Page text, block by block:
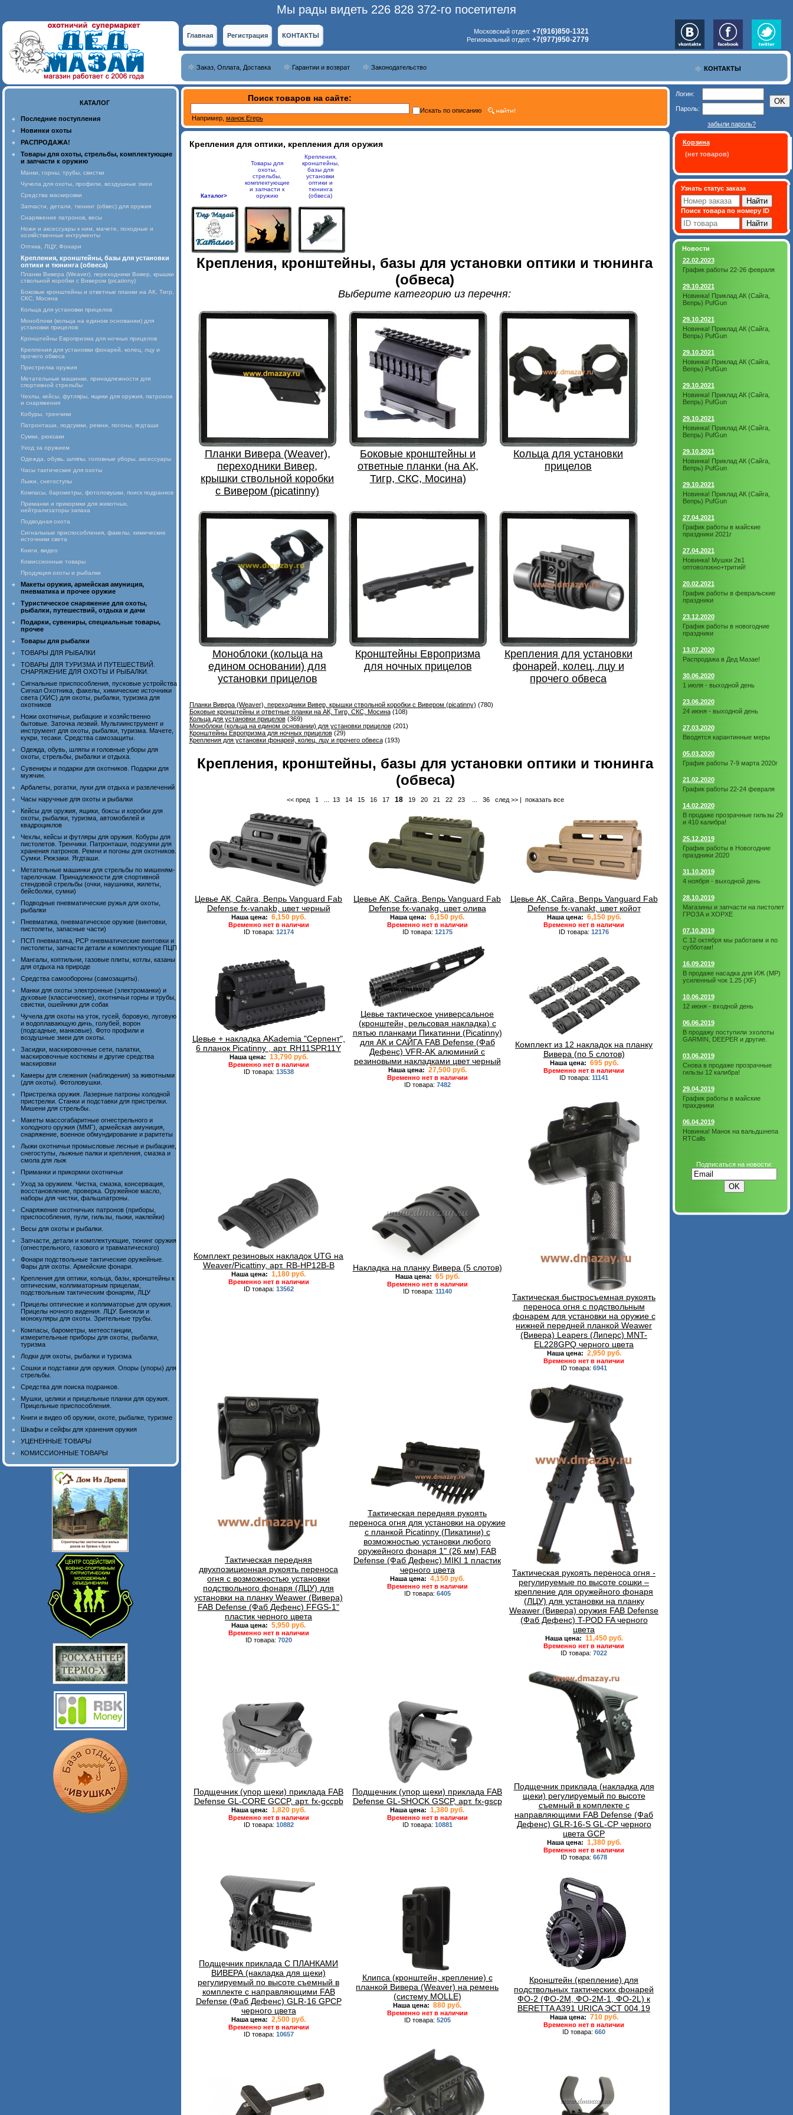
Мы рады видеть 226 828 372-го посетителя
Главная Регистрация КОНТАКТЫ
Московский отдел: +7(916)850-1321
Региональный отдел: +7(977)950-2779
КОНТАКТЫ
Заказ, Оплата, Доставка Гарантии и возврат Законодательство
КАТАЛОГ
Последние поступления
Новинки охоты
РАСПРОДАЖА!
Товары для охоты, стрельбы, комплектующие
и запчасти к оружию
Манки, горны, трубы, свистки
Чучела для охоты, профили, воздушные змеи
Средства маскировки
Запчасти, детали, тюнинг (обвес) для оружия
Снаряжение патронов, весы
Ножи и аксессуары к ним, мачете, походные и
хозяйственные интрументы
Оптика, ЛЦУ, Фонари
Крепления, кронштейны, базы для установки
оптики и тюнинга (обвеса)
Планки Вивера (Weaver), переходники Вивер, крышки
ствольной коробки с Вивером (picatinny)
Боковые кронштейны и ответные планки на АК, Тигр,
СКС, Мосина
Кольца для установки прицелов
Моноблоки (кольца на едином основании) для
установки прицелов
Кронштейны Европризма для ночных прицелов
Крепления для установки фонарей, колец, лцу и
прочего обвеса
Пристрелка оружия
Метательные машинки, принадлежности для
спортивной стрельбы
Чехлы, кейсы, футляры, ящики для оружия, патронов
и снаряжения
Кобуры, тренчики
Патронташи, подсумки, ремни, погоны, ягдташи
Сумки, рюкзаки
Уход за оружием
Одежда, обувь, шляпы, головные уборы, аксессуары
Часы тактические для охоты
Лыжи, снегоступы
Компасы, барометры, фотоловушки, поиск подранков
Приманки и прикормки для животных,
нейтрализаторы запаха
Подводная охота
Сигнальные приспособления, факелы, химические
источники света
Книги, видео
Комиссионные товары
Продукция охоты и рыбалки
Макеты оружия, армейская амуниция,
пневматика и прочее оружие
Туристическое снаряжение для охоты,
рыбалки, путешествий, отдыха и дачи
Подарки, сувениры, специальные товары,
прочее
Товары для рыбалки
ТОВАРЫ ДЛЯ РЫБАЛКИ
ТОВАРЫ ДЛЯ ТУРИЗМА И ПУТЕШЕСТВИЙ.
СНАРЯЖЕНИЕ ДЛЯ ОХОТЫ И РЫБАЛКИ.
Сигнальные приспособления, пусковые устройства
Сигнал Охотника, факелы, химические источники
света (ХИС) для охоты, рыбалки, туризма для
охотников
Ножи охотничьи, рыбацкие и хозяйственно
бытовые. Заточка лезвий. Мультиинструмент и
инструмент для охоты, рыбалки, туризма. Мачете,
кукри, тесаки. Средства самозащиты.
Одежда, обувь, шляпы и головные уборы для
охоты, стрельбы, рыбалки и отдыха.
Сувениры и подарки для охотников. Подарки для
мужчин.
Арбалеты, рогатки, луки для отдыха и развлечений
Часы наручные для охоты и рыбалки
Кейсы для оружия, ящики, боксы и коробки для
охоты, рыбалки, туризма, автомобилей и
квадроциклов
Чехлы, кейсы и футляры для оружия. Кобуры для
пистолетов. Тренчики. Патронташи, подсумки для
хранения патронов. Ремни и погоны для охотников.
Сумки. Рюкзаки. Ягдташи.
Метательные машинки для стрельбы по мишеням-
тарелочкам. Принадлежности для спортивной
стендовой стрельбы (очки, наушники, жилеты,
бейсболки, сумки)
Подводные пневматические ружья для охоты,
рыбалки
Пневматика, пневматическое оружие (винтовки,
пистолеты, запасные части)
ПСП пневматика, PCP пневматические винтовки и
пистолеты, запчасти детали и комплектующие ПЦП
Мангалы, коптильни, газовые плиты, котлы, казаны
для отдыха на природе
Средства самообороны (самозащиты).
Манки для охоты электронные (электроманки) и
духовые (классические), охотничьи горны и трубы,
свистки, ошейники для собак
Чучела для охоты на уток, гусей, боровую, луговую
и водоплавающую дичь, голубей, ворон
(подсадные, манковые). Фото профили и
воздушные змеи для охоты.
Засидки, маскировочные сети, палатки,
маскировочные костюмы и другие средства
маскировки
Камеры для слежения (наблюдения) за животными
(для охоты). Фотоловушки.
Пристрелка оружия. Лазерные патроны холодной
пристрелки. Станки и подставки для пристрелки.
Мишени для стрельбы.
Макеты массогабаритные огнестрельного и
холодного оружия (ММГ), армейская амуниция,
снаряжение, военное обмундирование и раритеты
Лыжи охотничьи промысловые лесные и рыбацкие,
снегоступы, лыжные палки и крепления, смазка и
смола для лыж
Приманки и прикормки охотничьи
Уход за оружием. Чистка, смазка, консервация,
восстановление, проверка. Оружейное масло,
наборы для чистки, фальшпатроны.
Снаряжение охотничьих патронов (приборы,
приспособления, пули, гильзы, пыжи, наклейки)
Весы для охоты и рыбалки.
Запчасти, детали и комплектующие, тюнинг оружия
(огнестрельного, газового и травматического)
Фонари подствольные тактические оружейные.
Фары для охоты. Армейские фонари.
Крепления для оптики, кольца, базы, кронштейны к
оптическим, коллиматорным прицелам,
подствольным тактическим фонарям, ЛЦУ
Прицелы оптические и коллиматорые для оружия.
Прицелы ночного видения. ЛЦУ. Бинокли и
монокуляры для охоты. Зрительные трубы.
Компасы, барометры, метеостанции,
измерительные приборы для охоты, рыбалки,
туризма
Лодки для охоты, рыбалки и туризма
Сошки и подставки для оружия. Опоры (упоры) для
стрельбы.
Средства для поиска подранков.
Мушки, целики и прицельные планки для оружия.
Прицельные приспособления.
Книги и видео об оружии, охоте, рыбалке, туризме
Шкафы и сейфы для хранения оружия
УЦЕНЕННЫЕ ТОВАРЫ
КОМИССИОННЫЕ ТОВАРЫ
Поиск товаров на сайте:
Например, манок Егерь
Искать по описанию
Крепления для оптики, крепления для оружия
Каталог>
Товары для
охоты,
стрельбы,
комплектующие
и запчасти к
оружию
Крепления,
кронштейны,
базы для
установки
оптики и
тюнинга
(обвеса)
Крепления, кронштейны, базы для установки оптики и тюнинга
(обвеса)
Выберите категорию из перечня:
Планки Вивера (Weaver),
переходники Вивер,
крышки ствольной коробки
с Вивером (picatinny)
Боковые кронштейны и
ответные планки (на АК,
Тигр, СКС, Мосина)
Кольца для установки
прицелов
Моноблоки (кольца на
едином основании) для
установки прицелов
Кронштейны Европризма
для ночных прицелов
Крепления для установки
фонарей, колец, лцу и
прочего обвеса
Планки Вивера (Weaver), переходники Вивер, крышки ствольной коробки с Вивером (picatinny) (780)
Боковые кронштейны и ответные планки на АК, Тигр, СКС, Мосина(108)
Кольца для установки прицелов(369)
Моноблоки (кольца на едином основании) для установки прицелов(201)
Кронштейны Европризма для ночных прицелов(29)
Крепления для установки фонарей, колец, лцу и прочего обвеса(193)
Крепления, кронштейны, базы для установки оптики и тюнинга
(обвеса)
<< пред 1 13 14 15 16 17 18 19 20 21 22 23... 36 след >>| показать все
Цевье АК, Сайга, Вепрь Vanguard Fab
Defense fx-vanakb, цвет черный
Наша цена: 6,150 руб.
Временно нет в наличии
ID товара: 12174
Цевье АК, Сайга, Вепрь Vanguard Fab
Defense fx-vanakg, цвет олива
Наша цена: 6,150 руб.
Временно нет в наличии
ID товара: 12175
Цевье АК, Сайга, Вепрь Vanguard Fab
Defense fx-vanakt, цвет койот
Наша цена: 6,150 руб.
Временно нет в наличии
ID товара: 12176
Цевье + накладка AKademia "Серпент",
6 планок Picatinny , арт. RH11SPR11Y
Наша цена: 13,790 руб.
Временно нет в наличии
ID товара: 13538
Цевье тактическое универсальное
(кронштейн, рельсовая накладка) с
пятью планками Пикатинни (Picatinny)
для АК и САЙГА FAB Defense (Фаб
Дефенс) VFR-AK алюминий с
резиновыми накладками цвет черный
Наша цена: 27,500 руб.
Временно нет в наличии
ID товара: 7482
Комплект из 12 накладок на планку
Вивера (по 5 слотов)
Наша цена: 695 руб.
Временно нет в наличии
ID товара: 11141
Комплект резиновых накладок UTG на
Weaver/Picattiny, арт. RB-HP12B-B
Наша цена: 1,180 руб.
Временно нет в наличии
ID товара: 13562
Накладка на планку Вивера (5 слотов)
Наша цена: 65 руб.
Временно нет в наличии
ID товара: 11140
Тактическая быстросъемная рукоять
переноса огня с подствольным
фонарем для установки на оружие с
нижней передней планкой Weawer
(Вивера) Leapers (Липерс) MNT-
EL228GPQ черного цвета
Наша цена: 2,950 руб.
Временно нет в наличии
ID товара: 6941
Тактическая передняя
двухпозиционная рукоять переноса
огня с возможностью установки
подствольного фонаря (ЛЦУ) для
установки на планку Weawer (Вивера)
FAB Defense (Фаб Дефенс) FFGS-1"
пластик черного цвета
Наша цена: 5,950 руб.
Временно нет в наличии
ID товара: 7020
Тактическая передняя рукоять
переноса огня для установки на оружие
с планкой Picatinny (Пикатини) с
возможностью установки любого
оружейного фонаря 1" (26 мм) FAB
Defense (Фаб Дефенс) MIKI 1 пластик
черного цвета
Наша цена: 4,150 руб.
Временно нет в наличии
ID товара: 6405
Тактическая рукоять переноса огня -
регулируемые по высоте сошки –
крепление для оружейного фонаря
(ЛЦУ) для установки на планку
Weawer (Вивера) оружия FAB Defense
(Фаб Дефенс) T-POD FA черного
цвета
Наша цена: 11,450 руб.
Временно нет в наличии
ID товара: 7022
Подщечник (упор щеки) приклада FAB
Defense GL-CORE GCCP, арт. fx-gccpb
Наша цена: 1,820 руб.
Временно нет в наличии
ID товара: 10882
Подщечник (упор щеки) приклада FAB
Defense GL-SHOCK GSCP, арт. fx-gscp
Наша цена: 1,380 руб.
Временно нет в наличии
ID товара: 10881
Подщечник приклада (накладка для
щеки) регулируемый по высоте
съемный в комплекте с
направляющими FAB Defense (Фаб
Дефенс) GLR-16-S GL-CP черного
цвета GCP
Наша цена: 1,380 руб.
Временно нет в наличии
ID товара: 6678
Подщечник приклада С ПЛАНКАМИ
ВИВЕРА (накладка для щеки)
регулируемый по высоте съемный в
комплекте с направляющими FAB
Defense (Фаб Дефенс) GLR-16 GPCP
черного цвета
Наша цена: 2,500 руб.
Временно нет в наличии
ID товара: 10657
Клипса (кронштейн, крепление) с
планкой Вивера (Weaver) на ремень
(систему MOLLE)
Наша цена: 880 руб.
Временно нет в наличии
ID товара: 5205
Кронштейн (крепление) для
подствольных тактических фонарей
ФО-2 (ФО-2М, ФО-2М-1, ФО-2L) к
BERETTA A391 URICA ЭСТ 004.19
Наша цена: 710 руб.
Временно нет в наличии
ID товара: 660
Логин:
Пароль:
забыли пароль?
Корзина
(нет товаров)
Узнать статус заказа
Поиск товара по номеру ID
Новости
22.02.2023
График работы 22-26 февраля
29.10.2021
Новинка! Приклад АК (Сайга,
Вепрь) PufGun
29.10.2021
Новинка! Приклад АК (Сайга,
Вепрь) PufGun
29.10.2021
Новинка! Приклад АК (Сайга,
Вепрь) PufGun
29.10.2021
Новинка! Приклад АК (Сайга,
Вепрь) PufGun
29.10.2021
Новинка! Приклад АК (Сайга,
Вепрь) PufGun
29.10.2021
Новинка! Приклад АК (Сайга,
Вепрь) PufGun
29.10.2021
Новинка! Приклад АК (Сайга,
Вепрь) PufGun
27.04.2021
График работы в майские
праздники 2021г
27.04.2021
Новинка! Мушки 2в1
оптоволокно+тритий!
20.02.2021
График работы в февральские
праздники
23.12.2020
График работы в новогодние
праздники
13.07.2020
Распродажа в Дед Мазае!
30.06.2020
1 июля - выходной день
23.06.2020
24 июня - выходной день
27.03.2020
Вводятся карантинные меры
05.03.2020
График работы 7-9 марта 2020г
21.02.2020
График работы 22-24 февраля
14.02.2020
В продаже прозрачные гильзы 29
и 410 калибра!
25.12.2019
График работы в Новогодние
праздники 2020
31.10.2019
4 ноября - выходной день
28.10.2019
Магазины и запчасти на пистолет
ГРОЗА и ХОРХЕ
07.10.2019
С 12 октября мы работаем и по
субботам!
16.09.2019
В продаже насадка для ИЖ (МР)
усиленный чок 1.25 (XF)
10.06.2019
12 июня - входной день
06.06.2019
В продажу поступили эхолоты
GARMIN, DEEPER и другие.
03.06.2019
Снова в продаже прозрачные
гильзы 12 калибра!
29.04.2019
График работы в майские
прахдники
06.04.2019
Новинка! Манок на вальдшнепа
RTCalls
Подписаться на новости: